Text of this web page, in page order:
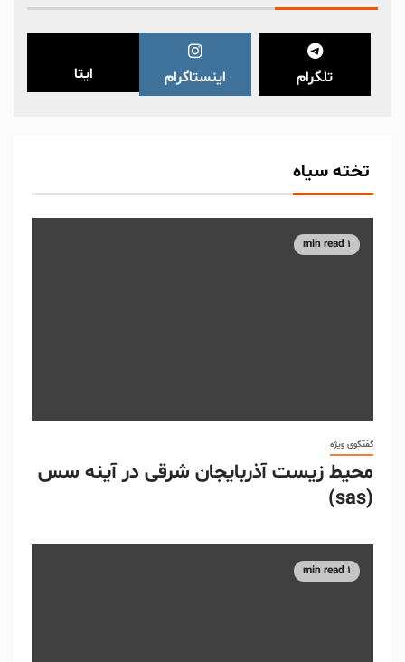
تلگرام اینستاگرام ایتا
تخته سیاه
1 min read
گفتگوی ویژه
محیط زیست آذربایجان شرقی در آینه سس
(sas)
1 min read